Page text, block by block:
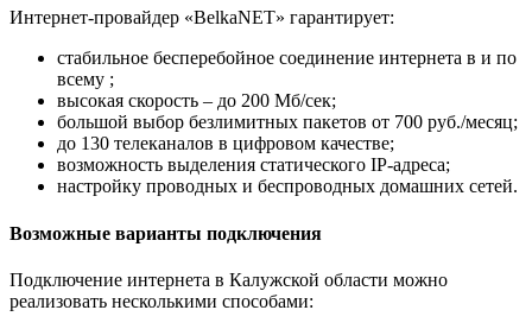
Интернет-провайдер «BelkaNET» гарантирует:
стабильное бесперебойное соединение интернета в и по
всему ;
высокая скорость – до 200 Мб/сек;
большой выбор безлимитных пакетов от 700 руб./месяц;
до 130 телеканалов в цифровом качестве;
возможность выделения статического IP-адреса;
настройку проводных и беспроводных домашних сетей.
Возможные варианты подключения
Подключение интернета в Калужской области можно
реализовать несколькими способами: